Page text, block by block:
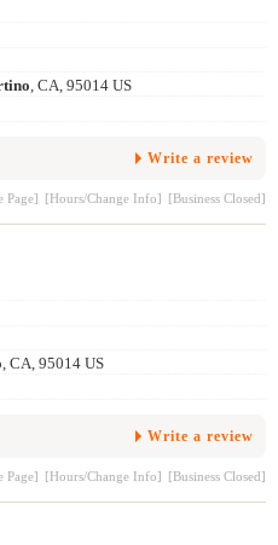
, CA, 95014 US
Write a review
Page] [Hours/Change Info] [Business Closed]
, CA, 95014 US
Write a review
Page] [Hours/Change Info] [Business Closed]